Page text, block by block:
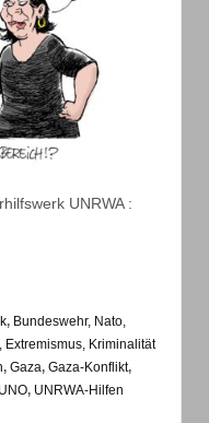
UNRWA :
, Bundeswehr, Nato,
Extremismus, Kriminalität
, Gaza, Gaza-Konflikt,
UNO, UNRWA-Hilfen